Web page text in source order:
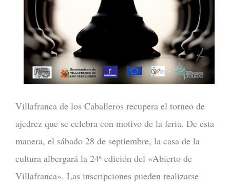
Villafranca de los Caballeros recupera el torneo de
ajedrez que se celebra con motivo de la feria. De esta
manera, el sábado 28 de septiembre, la casa de la
cultura albergará la 24ª edición del «Abierto de
Villafranca». Las inscripciones pueden realizarse